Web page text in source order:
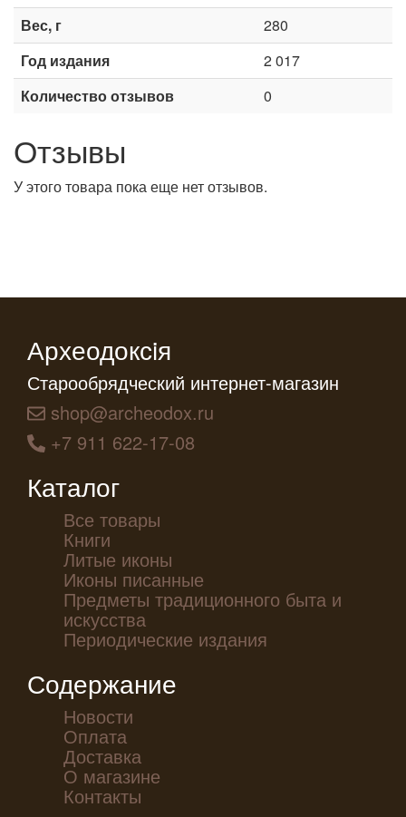
Вес, г
280
Год издания
2 017
Количество отзывов
0
Отзывы
У этого товара пока еще нет отзывов.
Археодоксiя
Старообрядческий интернет-магазин
shop@archeodox.ru
+7 911 622-17-08
Каталог
Все товары
Книги
Литые иконы
Иконы писанные
Предметы традиционного быта и
искусства
Периодические издания
Содержание
Новости
Оплата
Доставка
О магазине
Контакты